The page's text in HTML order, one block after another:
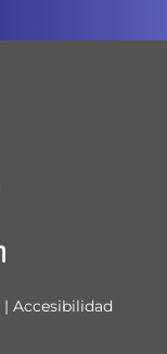
| Accesibilidad